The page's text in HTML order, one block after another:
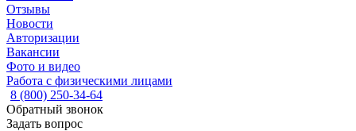
Отзывы
Новости
Авторизации
Вакансии
Фото и видео
Работа с физическими лицами
8 (800) 250-34-64
Обратный звонок
Задать вопрос